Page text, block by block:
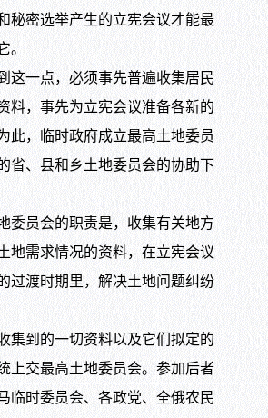
秘密选举产生的立宪会议才能最
。
一点，必须事先普遍收集居民
料，事先为立宪会议准备各新的
此，临时政府成立最高土地委员
省、县和乡土地委员会的协助下
员会的职责是，收集有关地方
地需求情况的资料，在立宪会议
过渡时期里，解决土地问题纠纷
到的一切资料以及它们拟定的
上交最高土地委员会。参加后者
临时委员会、各政党、全俄农民